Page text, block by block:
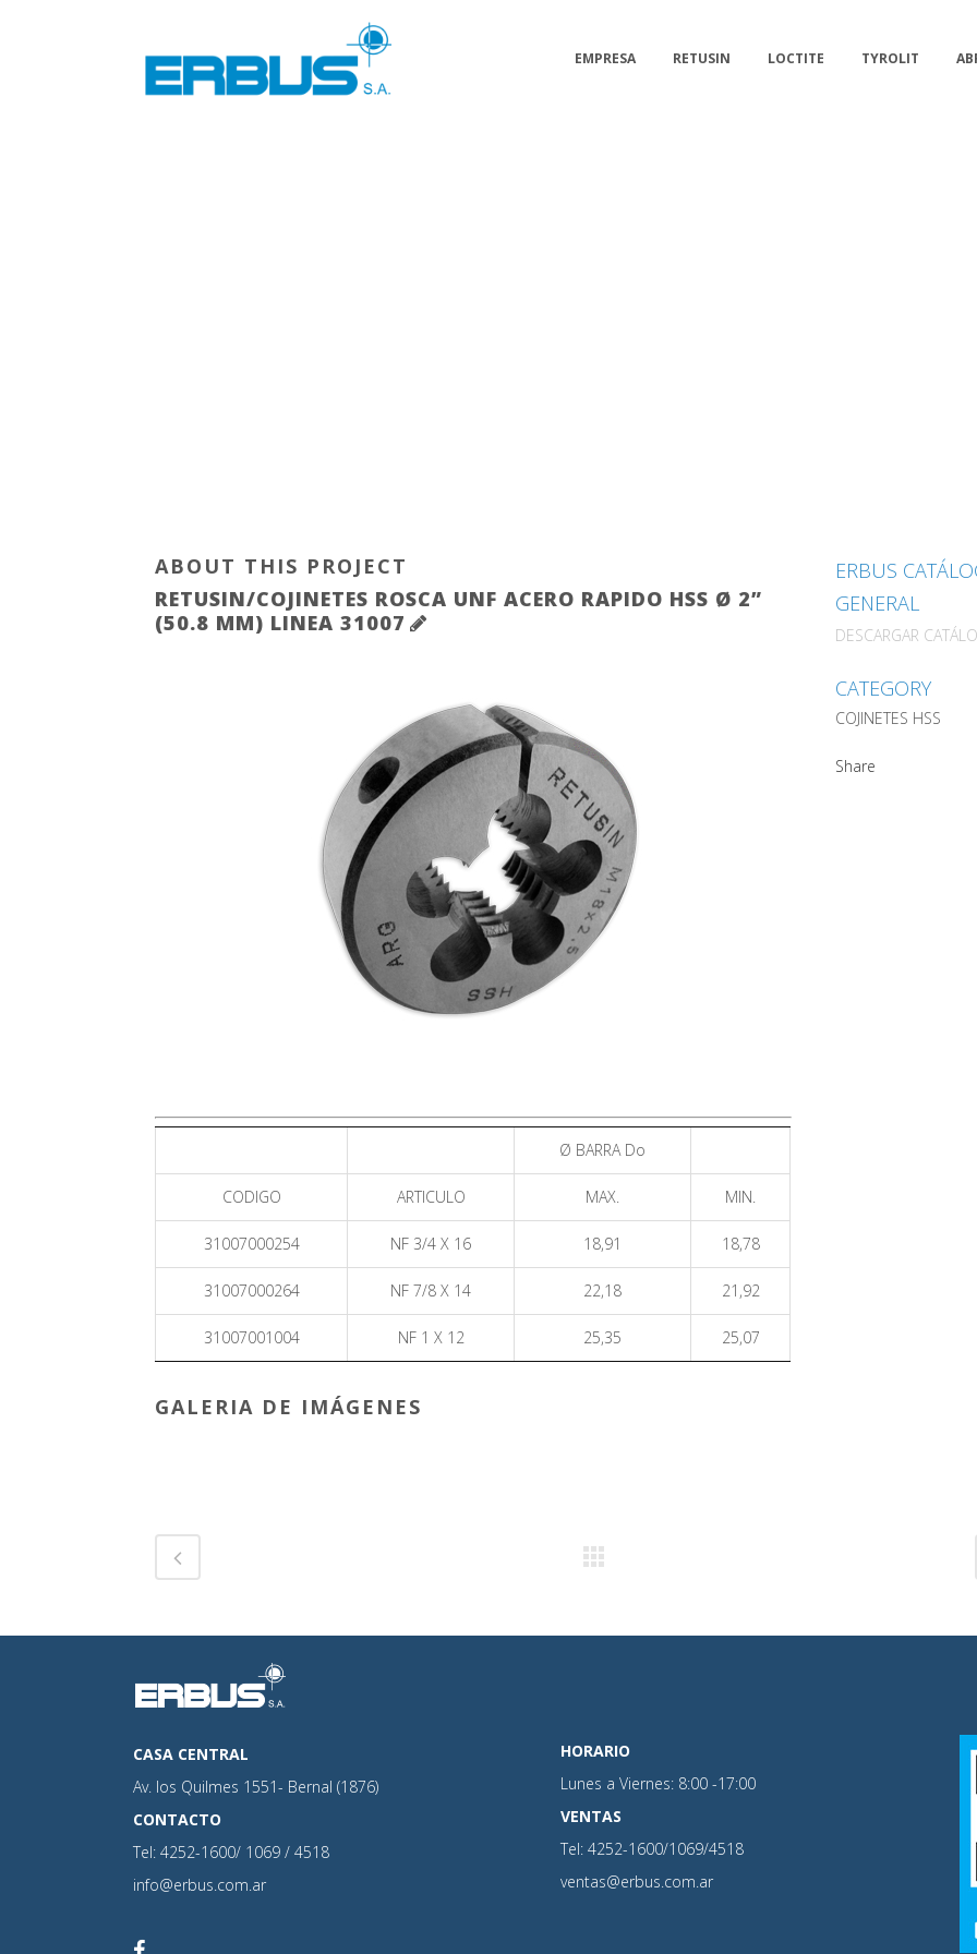
EMPRESA RETUSIN LOCTITE TYROLIT
ABOUT THIS PROJECT
RETUSIN/COJINETES ROSCA UNF ACERO RAPIDO HSS Ø 2”
(50.8 MM) LINEA 31007
Ø BARRA Do
CODIGO ARTICULO MAX. MIN.
31007000254 NF 3/4 X 16 18,91 18,78
31007000264 NF 7/8 X 14 22,18 21,92
31007001004 NF 1 X 12 25,35 25,07
GALERIA DE IMÁGENES
ERBUS
GENERAL
DESCARGAR
CATEGORY
COJINETES HSS
Share
CASA CENTRAL
Av. los Quilmes 1551- Bernal (1876)
CONTACTO
Tel: 4252-1600/ 1069 / 4518
info@erbus.com.ar
HORARIO
Lunes a Viernes: 8:00 -17:00
VENTAS
Tel: 4252-1600/1069/4518
ventas@erbus.com.ar